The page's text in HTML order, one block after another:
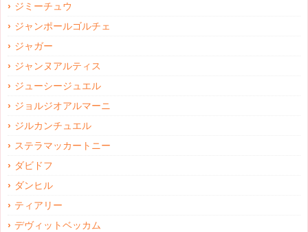
ジミーチュウ
ジャンポールゴルチェ
ジャガー
ジャンヌアルティス
ジューシージュエル
ジョルジオアルマーニ
ジルカンチュエル
ステラマッカートニー
ダビドフ
ダンヒル
ティアリー
デヴィットベッカム